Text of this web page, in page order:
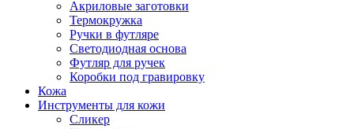
Акриловые заготовки
Термокружка
Ручки в футляре
Светодиодная основа
Футляр для ручек
Коробки под гравировку
Кожа
Инструменты для кожи
Сликер